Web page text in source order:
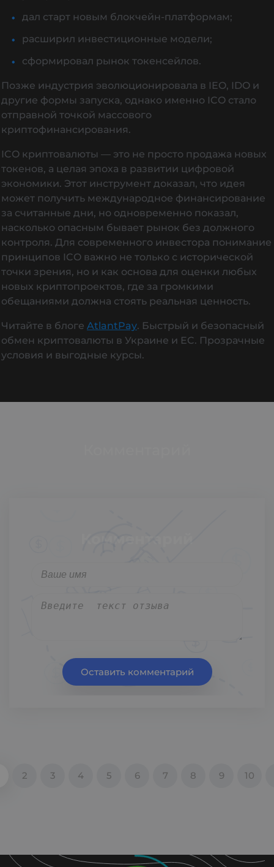
дал старт новым блокчейн-платформам;
расширил инвестиционные модели;
сформировал рынок токенсейлов.
Позже индустрия эволюционировала в IEO, IDO и
другие формы запуска, однако именно ICO стало
отправной точкой массового
криптофинансирования.
ICO криптовалюты — это не просто продажа новых
токенов, а целая эпоха в развитии цифровой
экономики. Этот инструмент доказал, что идея
может получить международное финансирование
за считанные дни, но одновременно показал,
насколько опасным бывает рынок без должного
контроля. Для современного инвестора понимание
принципов ICO важно не только с исторической
точки зрения, но и как основа для оценки любых
новых криптопроектов, где за громкими
обещаниями должна стоять реальная ценность.
Читайте в блоге AtlantPay. Быстрый и безопасный
обмен криптовалюты в Украине и EC. Прозрачные
условия и выгодные курсы.
Оставить комментарий
2 3 4 5 6 7 8 9 10